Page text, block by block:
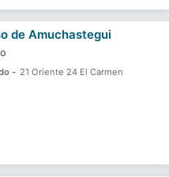
de Amuchastegui
- 21 Oriente 24 El Carmen